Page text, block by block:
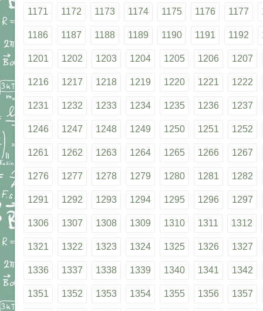
1171 1172 1173 1174 1175 1176 1177
1186 1187 1188 1189 1190 1191 1192
1201 1202 1203 1204 1205 1206 1207
1216 1217 1218 1219 1220 1221 1222
1231 1232 1233 1234 1235 1236 1237
1246 1247 1248 1249 1250 1251 1252
1261 1262 1263 1264 1265 1266 1267
1276 1277 1278 1279 1280 1281 1282
1291 1292 1293 1294 1295 1296 1297
1306 1307 1308 1309 1310 1311 1312
1321 1322 1323 1324 1325 1326 1327
1336 1337 1338 1339 1340 1341 1342
1351 1352 1353 1354 1355 1356 1357